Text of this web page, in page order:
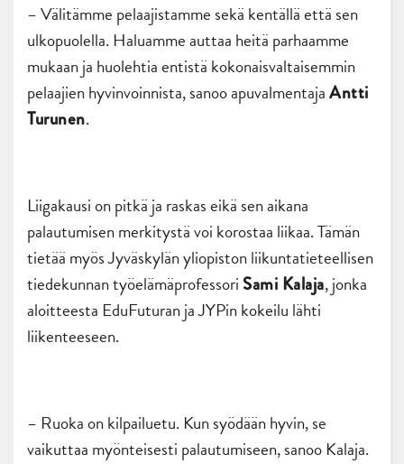
– Välitämme pelaajistamme sekä kentällä että sen
ulkopuolella. Haluamme auttaa heitä parhaamme
mukaan ja huolehtia entistä kokonaisvaltaisemmin
pelaajien hyvinvoinnista, sanoo apuvalmentajaAntti
Turunen.
Liigakausi on pitkä ja raskas eikä sen aikana
palautumisen merkitystä voi korostaa liikaa. Tämän
tietää myös Jyväskylän yliopiston liikuntatieteellisen
tiedekunnan työelämäprofessori Sami Kalaja, jonka
aloitteesta EduFuturan ja JYPin kokeilu lähti
liikenteeseen.
– Ruoka on kilpailuetu. Kun syödään hyvin, se
vaikuttaa myönteisesti palautumiseen, sanoo Kalaja.